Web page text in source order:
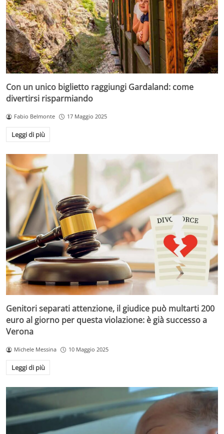
Con un unico biglietto raggiungi Gardaland: come
divertirsi risparmiando
Fabio Belmonte 17 Maggio 2025
Leggi di più
Genitori separati attenzione, il giudice può multarti 200
euro al giorno per questa violazione: è già successo a
Verona
Michele Messina 10 Maggio 2025
Leggi di più